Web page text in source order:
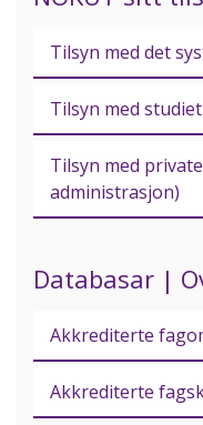
Tilsyn med det
Tilsyn med
Tilsyn med
administrasjon)
Databasar |
Akkrediterte
Akkrediterte